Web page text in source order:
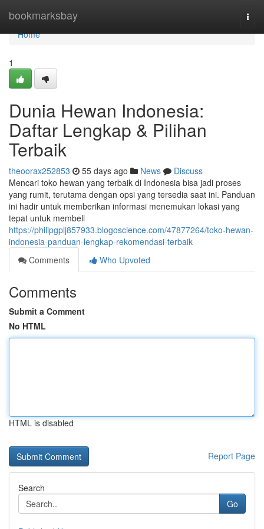
bookmarksbay
Home
Home
1
Dunia Hewan Indonesia:
Daftar Lengkap & Pilihan
Terbaik
theoorax252853 55 days ago News
Discuss
Mencari toko hewan yang terbaik di Indonesia bisa jadi proses
yang rumit, terutama dengan opsi yang tersedia saat ini. Panduan
ini hadir untuk memberikan informasi menemukan lokasi yang
tepat untuk membeli
https://philipgplj857933.blogoscience.com/47877264/toko-hewan-
indonesia-panduan-lengkap-rekomendasi-terbaik
Comments
Who Upvoted
Comments
Submit a Comment
No HTML
HTML is disabled
Report Page
Search
Go